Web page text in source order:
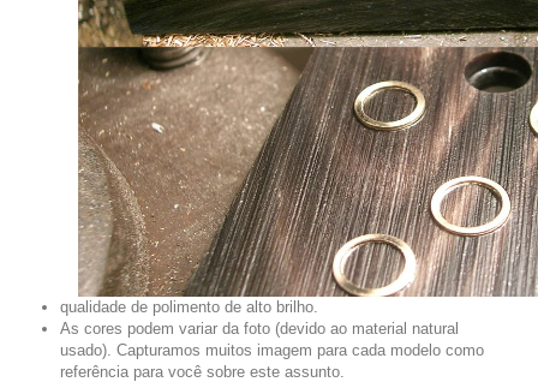
qualidade de polimento de alto brilho.
As cores podem variar da foto (devido ao material natural
usado). Capturamos muitos imagem para cada modelo como
referência para você sobre este assunto.